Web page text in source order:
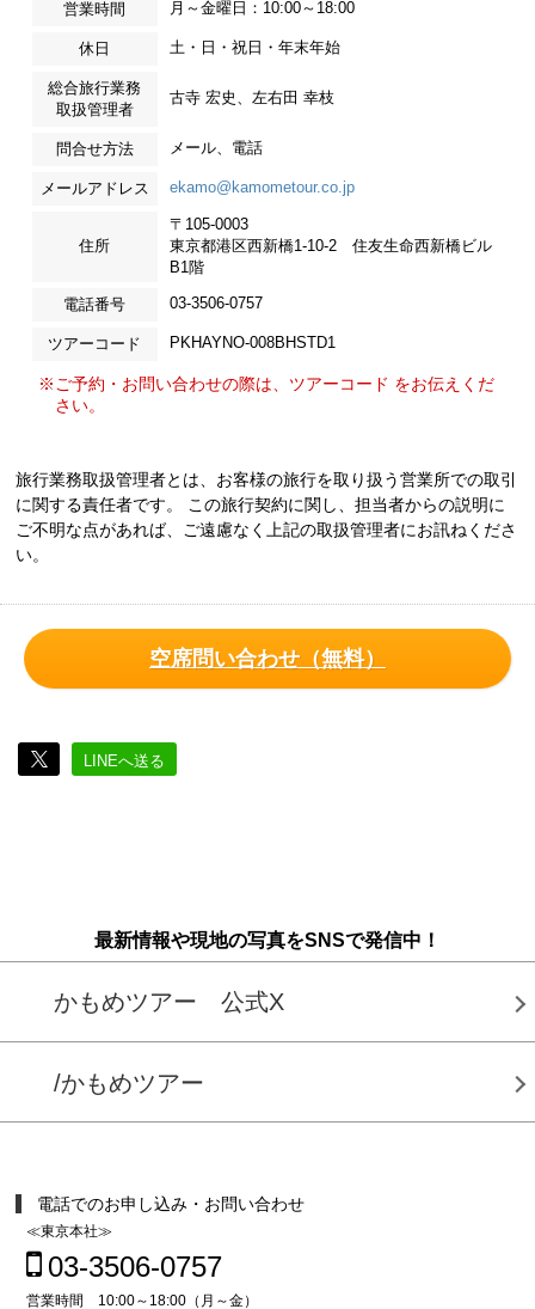
営業時間 月～金曜日：10:00～18:00
休日 土・日・祝日・年末年始
総合旅行業務
取扱管理者
古寺 宏史、左右田 幸枝
問合せ方法 メール、電話
メールアドレス ekamo@kamometour.co.jp
住所
〒105-0003
東京都港区西新橋1-10-2 住友生命西新橋ビル
B1階
電話番号 03-3506-0757
ツアーコード PKHAYNO-008BHSTD1
※ご予約・お問い合わせの際は、ツアーコード をお伝えくだ
さい。
旅行業務取扱管理者とは、お客様の旅行を取り扱う営業所での取引
に関する責任者です。 この旅行契約に関し、担当者からの説明に
ご不明な点があれば、ご遠慮なく上記の取扱管理者にお訊ねくださ
い。
空席問い合わせ（無料）
LINEへ送る
最新情報や現地の写真をSNSで発信中！
かもめツアー 公式X
/かもめツアー
電話でのお申し込み・お問い合わせ
≪東京本社≫
03-3506-0757
営業時間 10:00～18:00（月～金）